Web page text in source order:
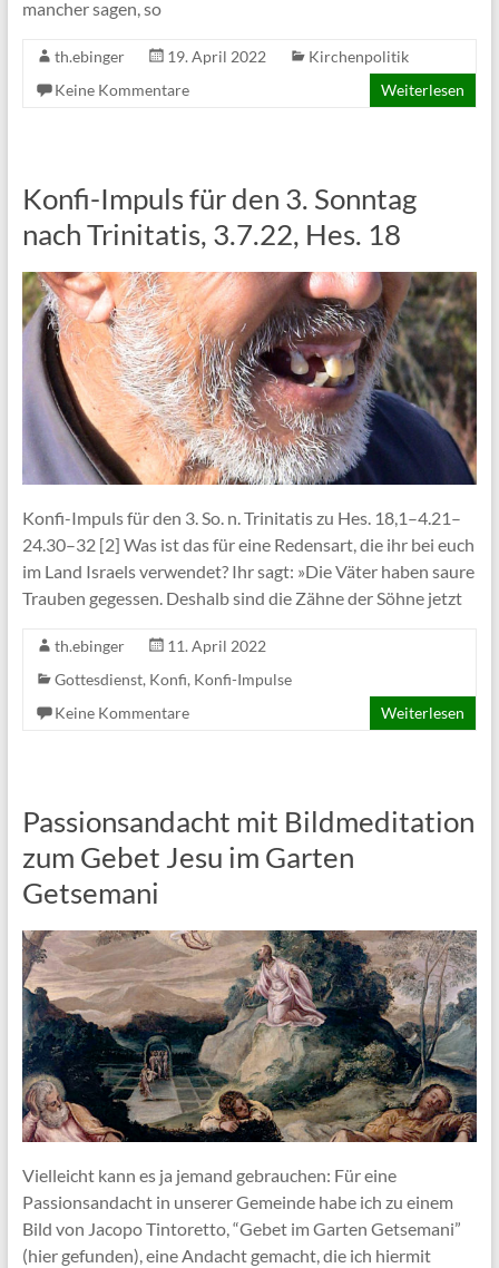
mancher sagen, so
th.ebinger 19. April 2022
Kirchenpolitik
Keine Kommentare
Weiterlesen
Konfi-Impuls für den 3. Sonntag
nach Trinitatis, 3.7.22, Hes. 18
Konfi-Impuls für den 3. So. n. Trinitatis zu Hes. 18,1–4.21–
24.30–32 [2] Was ist das für eine Redensart, die ihr bei euch
im Land Israels verwendet? Ihr sagt: »Die Väter haben saure
Trauben gegessen. Deshalb sind die Zähne der Söhne jetzt
th.ebinger
11. April 2022
Gottesdienst, Konfi, Konfi-Impulse
Keine Kommentare
Weiterlesen
Passionsandacht mit Bildmeditation
zum Gebet Jesu im Garten
Getsemani
Vielleicht kann es ja jemand gebrauchen: Für eine
Passionsandacht in unserer Gemeinde habe ich zu einem
Bild von Jacopo Tintoretto, “Gebet im Garten Getsemani”
(hier gefunden), eine Andacht gemacht, die ich hiermit